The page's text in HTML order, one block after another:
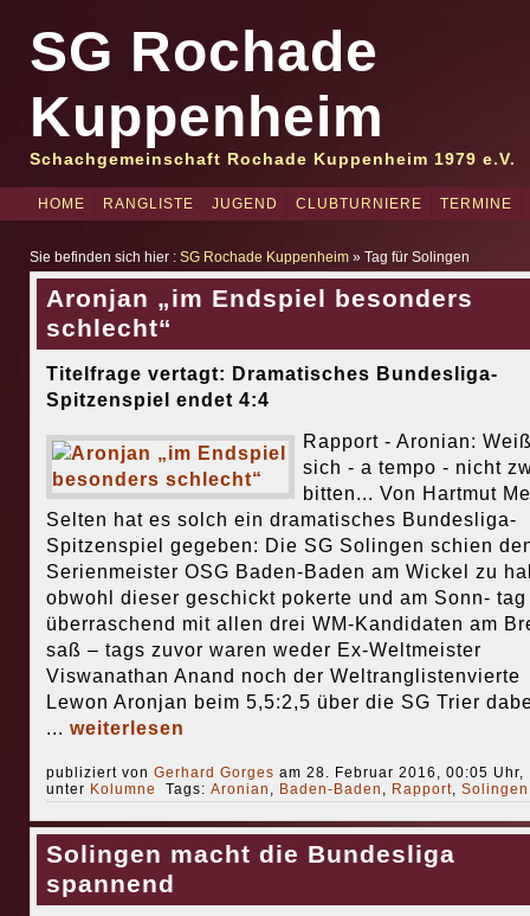
SG Rochade
Kuppenheim
Schachgemeinschaft Rochade Kuppenheim 1979 e.V.
HOME RANGLISTE JUGEND CLUBTURNIERE TERMINE
Sie befinden sich hier : SG Rochade Kuppenheim» Tag für Solingen
Aronjan „im Endspiel besonders
schlecht“
Titelfrage vertagt: Dramatisches Bundesliga-
Spitzenspiel endet 4:4
Rapport - Aronian:
sich - a tempo - nicht
bitten... Von Hartmut
Selten hat es solch ein dramatisches Bundesliga-
Spitzenspiel gegeben: Die SG Solingen schien
Serienmeister OSG Baden-Baden am Wickel zu
obwohl dieser geschickt pokerte und am Sonn- tag
überraschend mit allen drei WM-Kandidaten am
saß – tags zuvor waren weder Ex-Weltmeister
Viswanathan Anand noch der Weltranglistenvierte
Lewon Aronjan beim 5,5:2,5 über die SG Trier
... weiterlesen
publiziert von Gerhard Gorges am 28. Februar 2016, 00:05 Uhr,
unter Kolumne Tags: Aronian , Baden-Baden , Rapport, Solingen
Solingen macht die Bundesliga
spannend